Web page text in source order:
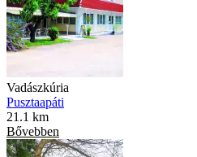
Vadászkúria
Pusztaapáti
21.1 km
Bővebben